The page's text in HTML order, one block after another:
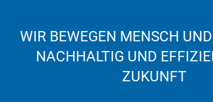
WIR BEWEGEN MENSCH
NACHHALTIG UND
ZUKUNFT